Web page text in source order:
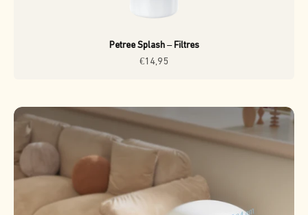
Petree Splash – Filtres
Prix de vente
€14,95